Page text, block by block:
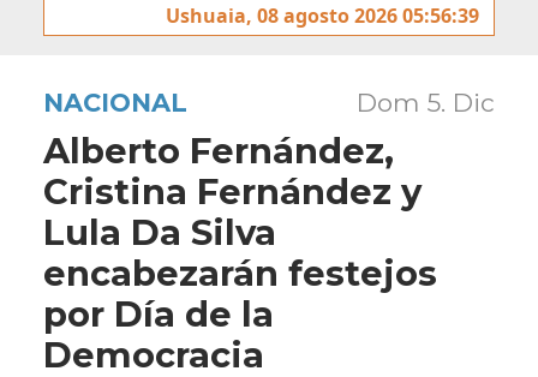
Ushuaia, 08 agosto 2026 05:56:39
NACIONAL Dom 5. Dic
Alberto Fernández,
Cristina Fernández y
Lula Da Silva
encabezarán festejos
por Día de la
Democracia